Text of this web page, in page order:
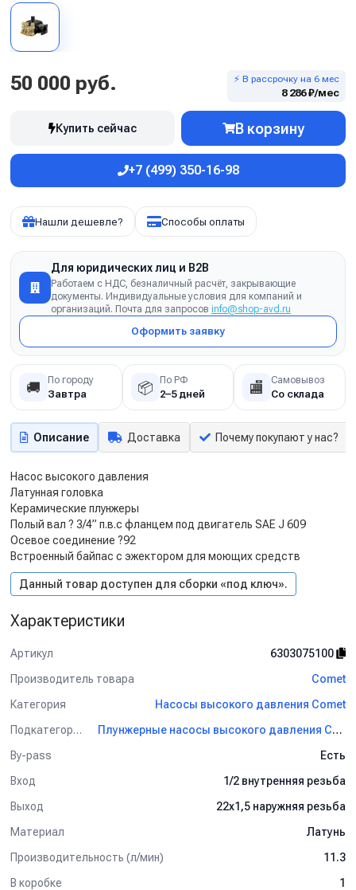
50 000 руб. ⚡ В рассрочку на 6 мес
8 286 ₽/мес
Купить сейчас В корзину
+7 (499) 350-16-98
Нашли дешевле? Способы оплаты
Для юридических лиц и B2B
Работаем с НДС, безналичный расчёт, закрывающие
документы. Индивидуальные условия для компаний и
организаций. Почта для запросов info@shop-avd.ru
Оформить заявку
🚚 По городу
Завтра 📦 По РФ
2–5 дней 🏬 Самовывоз
Со склада
Описание Доставка Почему покупают у нас?
Насос высокого давления
Латунная головка
Керамические плунжеры
Полый вал ? 3/4” п.в.с фланцем под двигатель SAE J 609
Осевое соединение ?92
Встроенный байпас с эжектором для моющих средств
Данный товар доступен для сборки «под ключ».
Характеристики
Артикул
6303075100
Производитель товара
Comet
Категория
Насосы высокого давления Comet
Подкатегория
Плунжерные насосы высокого давления Comet
By-pass
Есть
Вход
1/2 внутренняя резьба
Выход
22х1,5 наружняя резьба
Материал
Латунь
Производительность (л/мин)
11.3
В коробке
1